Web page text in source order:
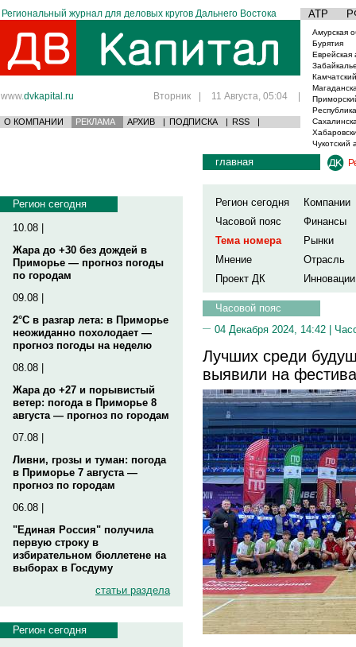
Региональный журнал для деловых кругов Дальнего Востока АТР
www.dvkapital.ru Вторник | 11 Августа, 05:04 |
О КОМПАНИИ РЕКЛАМА АРХИВ | ПОДПИСКА | RSS |
Амурская
Бурятия
Еврейская
Чукотский
Регион сегодня
10.08 |
Жара до +30 без дождей в
Приморье — прогноз погоды
по городам
09.08 |
2°C в разгар лета: в Приморье
неожиданно похолодает —
прогноз погоды на неделю
08.08 |
Жара до +27 и порывистый
ветер: погода в Приморье 8
августа — прогноз по городам
07.08 |
Ливни, грозы и туман: погода
в Приморье 7 августа —
прогноз по городам
06.08 |
"Единая Россия" получила
первую строку в
избирательном бюллетене на
выборах в Госдуму
статьи раздела
Регион сегодня
главная
Регион сегодня
Компании
Часовой пояс
Финансы
Тема номера
Рынки
Мнение
Отрасль
Проект ДК
Инновации
Часовой пояс
04 Декабря 2024, 14:42 |
Лучших среди
выявили на